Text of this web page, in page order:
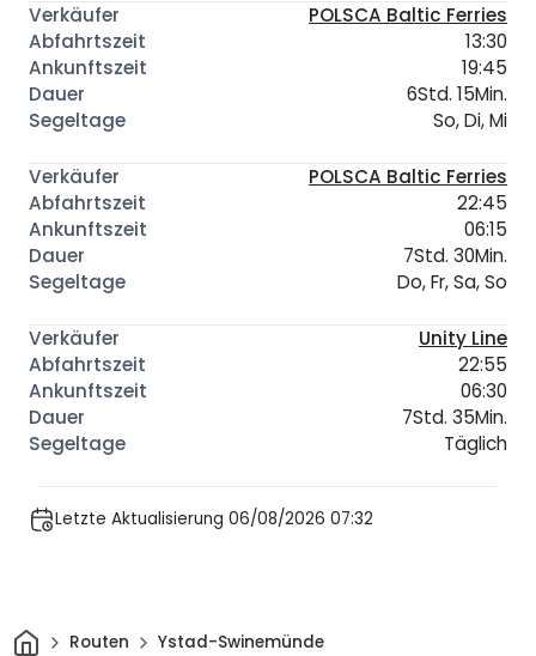
POLSCA Baltic Ferries
13:30
19:45
6Std. 15Min.
So, Di, Mi
POLSCA Baltic Ferries
22:45
06:15
7Std. 30Min.
Do, Fr, Sa, So
Unity Line
22:55
06:30
7Std. 35Min.
Täglich
Letzte Aktualisierung 06/08/2026 07:32
HeimRouten Ystad-Swinemünde